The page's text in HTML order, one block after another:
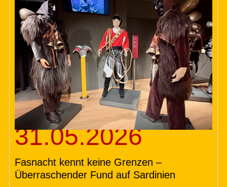
31.05.2026
Fasnacht kennt keine Grenzen –
Überraschender Fund auf Sardinien